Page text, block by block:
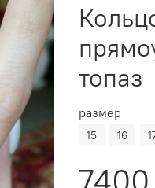
топаз
размер
15 16